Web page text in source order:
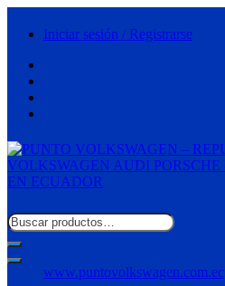
Iniciar sesión / Registrarse
www.puntovolkswagen.com.ec